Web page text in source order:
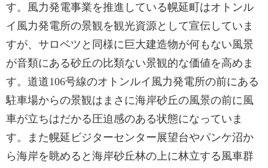
す。風力発電事業を推進している幌延町はオトンル
イ風力発電所の景観を観光資源として宣伝していま
すが、サロベツと同様に巨大建造物が何もない風景
が音類にある砂丘の比類ない景観的な価値を高めま
す。道道106号線のオトンルイ風力発電所の前にある
駐車場からの景観はまさに海岸砂丘の風景の前に風
車が立ちはだかる圧迫感のある状態になっていま
す。また幌延ビジターセンター展望台やパンケ沼か
ら海岸を眺めると海岸砂丘林の上に林立する風車群